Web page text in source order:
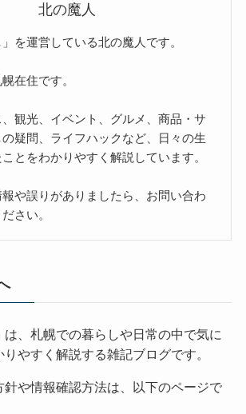
北の魔人
」を運営している北の魔人です。
在住です。
観光、イベント、グルメ、商品・サ
疑問、ライフハックなど、日々の生
とをわかりやすく解説しています。
や誤りがありましたら、お問い合わ
さい。
は、札幌での暮らしや日常の中で気に
やすく解説する雑記ブログです。
針や情報確認方法は、以下のページで